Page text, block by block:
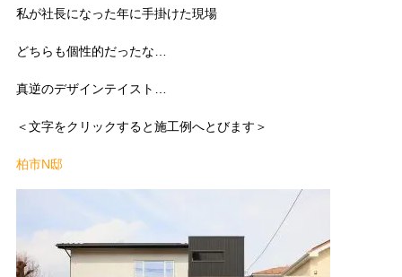
私が社長になった年に手掛けた現場
どちらも個性的だったな…
真逆のデザインテイスト…
＜文字をクリックすると施工例へとびます＞
柏市N邸